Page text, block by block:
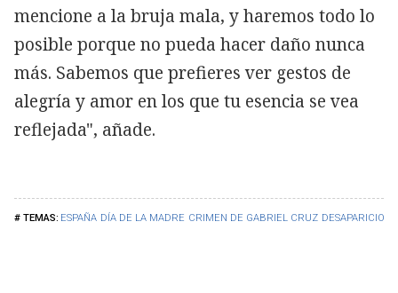
ESPAÑA DÍA DE LA MADRE CRIMEN DE GABRIEL CRUZ
mencione a la bruja mala, y haremos todo lo
posible porque no pueda hacer daño nunca
más. Sabemos que prefieres ver gestos de
alegría y amor en los que tu esencia se vea
reflejada", añade.